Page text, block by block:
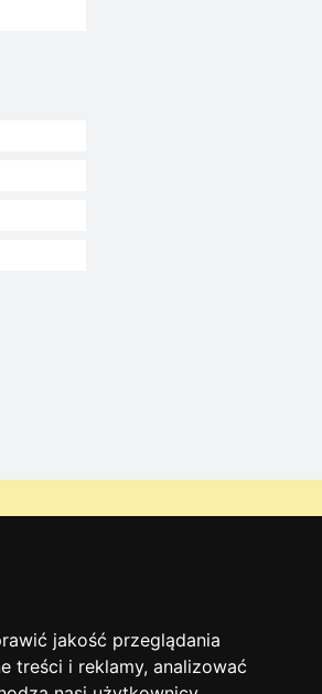
jakość przeglądania
treści i reklamy, analizować
26